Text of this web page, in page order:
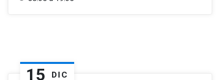
15 DIC